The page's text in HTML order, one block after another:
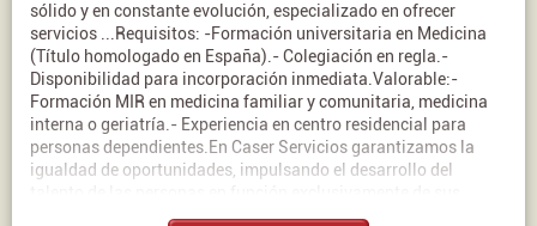
sólido y en constante evolución, especializado en ofrecer
servicios ...Requisitos: -Formación universitaria en Medicina
(Título homologado en España).- Colegiación en regla.-
Disponibilidad para incorporación inmediata.Valorable:-
Formación MIR en medicina familiar y comunitaria, medicina
interna o geriatría.- Experiencia en centro residencial para
personas dependientes.En Caser Servicios garantizamos la
igualdad de oportunidades, impulsando el desarrollo del
capacidades y competencias para el desempeño de sus